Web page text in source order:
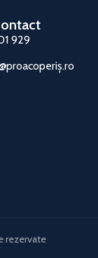
929
rezervate